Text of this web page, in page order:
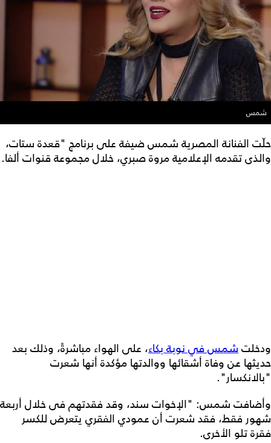
شمس
حلّت الفنانة المصرية شمس ضيفة على برنامج "قعدة ستات،
والذى تقدمه الإعلامية مروة صبري، خلال مجموعة قنوات ألفا.
ودخلتشمس في نوبة بكاء، على الهواء مباشرةً، وذلك بعد
حديثها عن وفاة أشقائها ووالدتها مؤكدة أنها شعرت
"بالانكسار".
وأضافت شمس: "الإخوات سند، وقد فقدتهم فى خلال أربعة
شهور فقط، فقد شعرت أن عمودي الفقري يتعرض للكسر
فقرة تلو الأخرى.